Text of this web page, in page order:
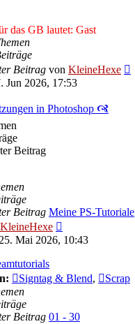
das GB lautet: Gast
Beitrag von KleineHexe
Jun 2026, 17:53
in Photoshop 🙧
Beitrag
Beitrag Meine PS-Tutoriale
KleineHexe
Beitrag
Mai 2026, 10:43
Signtag & Blend,
Scrap
Beitrag 01 - 30